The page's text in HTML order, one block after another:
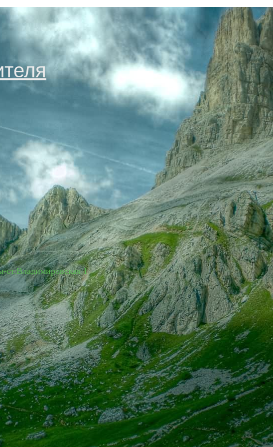
ст.Владимировская 1